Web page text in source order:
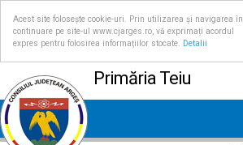
Acest site folosește cookie-uri. Prin utilizarea și navigarea în
continuare pe site-ul www.cjarges.ro, vă exprimați acordul
expres pentru folosirea informațiilor stocate.
Detalii
Primăria Teiu